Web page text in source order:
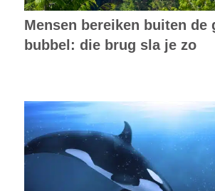
Mensen bereiken buiten de
bubbel: die brug sla je zo